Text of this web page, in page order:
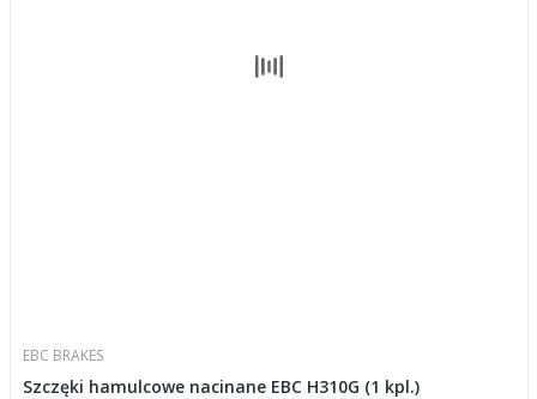
EBC BRAKES
Szczęki hamulcowe nacinane EBC H310G (1 kpl.)